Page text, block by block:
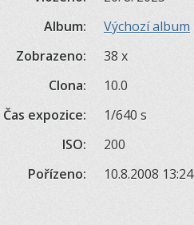
Album:
Výchozí album
Zobrazeno:
38 x
Clona:
10.0
Čas expozice:
1/640 s
ISO:
200
Pořízeno:
10.8.2008 13:24